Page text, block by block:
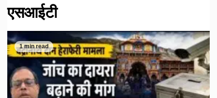
एसआईटी
1 min read